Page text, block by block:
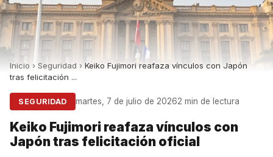
Inicio › Seguridad › Keiko Fujimori reafaza vínculos con Japón
tras felicitación ...
SEGURIDAD martes, 7 de julio de 20262 min de lectura
Keiko Fujimori reafaza vínculos con
Japón tras felicitación oficial